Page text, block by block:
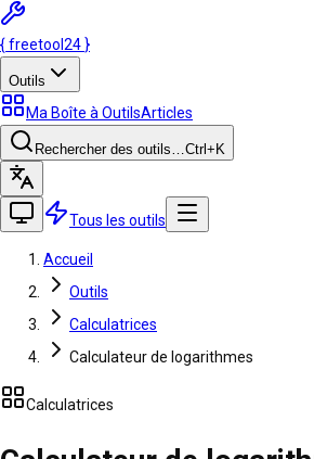
{freetool 24 }
Outils
Ma Boîte à OutilsArticles
Rechercher des outils…Ctrl +K
Tous les outils
Accueil
Outils
Calculatrices
Calculateur de logarithmes
Calculatrices